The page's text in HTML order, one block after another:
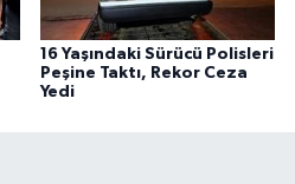
16 Yaşındaki Sürücü Polisleri
Peşine Taktı, Rekor Ceza
Yedi